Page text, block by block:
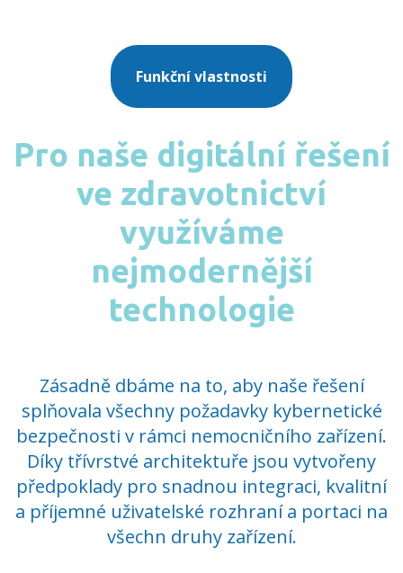
Funkční vlastnosti
Pro naše digitální řešení
ve zdravotnictví
využíváme
nejmodernější
technologie
Zásadně dbáme na to, aby naše řešení
splňovala všechny požadavky kybernetické
bezpečnosti v rámci nemocničního zařízení.
Díky třívrstvé architektuře jsou vytvořeny
předpoklady pro snadnou integraci, kvalitní
a příjemné uživatelské rozhraní a portaci na
všechn druhy zařízení.